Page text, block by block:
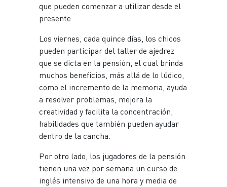
que pueden comenzar a utilizar desde el
presente.
Los viernes, cada quince días, los chicos
pueden participar del taller de ajedrez
que se dicta en la pensión, el cual brinda
muchos beneficios, más allá de lo lúdico,
como el incremento de la memoria, ayuda
a resolver problemas, mejora la
creatividad y facilita la concentración,
habilidades que también pueden ayudar
dentro de la cancha.
Por otro lado, los jugadores de la pensión
tienen una vez por semana un curso de
inglés intensivo de una hora y media de